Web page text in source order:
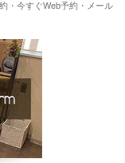
・今すぐWeb予約・メール